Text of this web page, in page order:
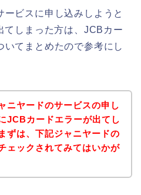
ービスに申し込みしようと
てしまった方は、JCBカー
いてまとめたので参考にし
ニヤードのサービスの申し
JCBカードエラーが出てし
ずは、下記ジャニヤードの
ェックされてみてはいかが